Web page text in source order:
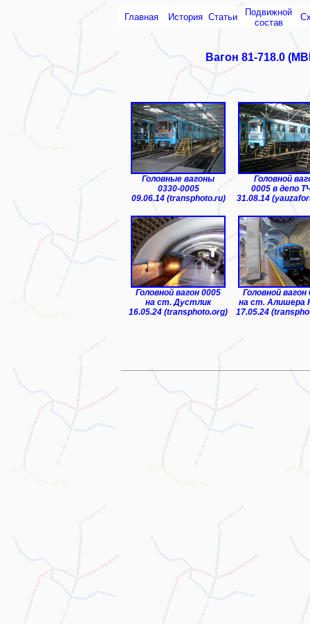
Главная История Статьи
Подвижной
состав
Вагон 81-718.0
Головные вагоны
0330-0005
09.06.14 (transphoto.ru)
Головной
0005 в депо
31.08.14
Головной вагон 0005
на ст. Дустлик
16.05.24 (transphoto.org)
Головной вагон
на ст. Алишера
17.05.24